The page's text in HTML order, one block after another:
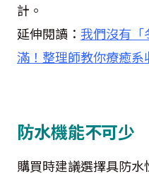
計。
延伸閱讀： 我們沒有「
滿！整理師教你療癒系
防水機能不可少
購買時建議選擇具防